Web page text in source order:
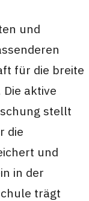
und
für die breite
aktive
stellt
die
und
in der
trägt